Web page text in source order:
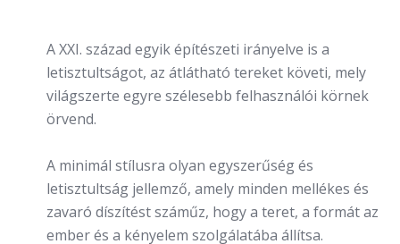
A XXI. század egyik építészeti irányelve is a
letisztultságot, az átlátható tereket követi, mely
világszerte egyre szélesebb felhasználói körnek
örvend.
A minimál stílusra olyan egyszerűség és
letisztultság jellemző, amely minden mellékes és
zavaró díszítést száműz, hogy a teret, a formát az
ember és a kényelem szolgálatába állítsa.